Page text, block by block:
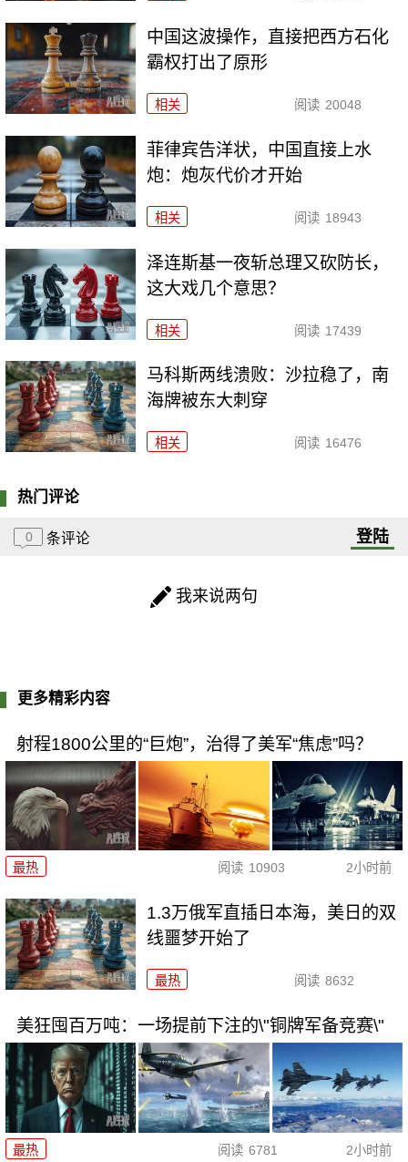
中国这波操作，直接把西方石化
霸权打出了原形
相关 阅读 20048
菲律宾告洋状，中国直接上水
炮：炮灰代价才开始
相关 阅读 18943
泽连斯基一夜斩总理又砍防长，
这大戏几个意思？
相关 阅读 17439
马科斯两线溃败：沙拉稳了，南
海牌被东大刺穿
相关 阅读 16476
热门评论
0 条评论 登陆
我来说两句
更多精彩内容
射程1800公里的“巨炮”，治得了美军“焦虑”吗？
最热 阅读 10903 2小时前
1.3万俄军直插日本海，美日的双
线噩梦开始了
最热 阅读 8632
美狂囤百万吨：一场提前下注的\"铜牌军备竞赛\"
最热 阅读 6781 2小时前